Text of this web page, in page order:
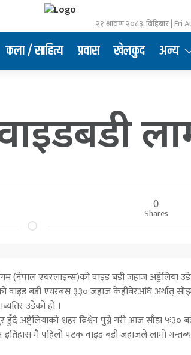
२१ श्रावण २०८३, बिहिबार | Fri
कला / साहित्य प्रवास खेलकुद अन्य
0
Shares
(नेपाल एयरलाइन्स)को वाइड बडी जहाज अष्ट्रेलिया
बडी एयरबस ३३० जहाज केहीबेरअघि अर्थात् साँझ
उडेको हो ।
अष्ट्रेलियाको शहर ब्रिश्वेन पुग्ने गरी आज साँझ ५ः३०
इतिहास मै पहिलो पटक वाइड बडी जहाजले लामो